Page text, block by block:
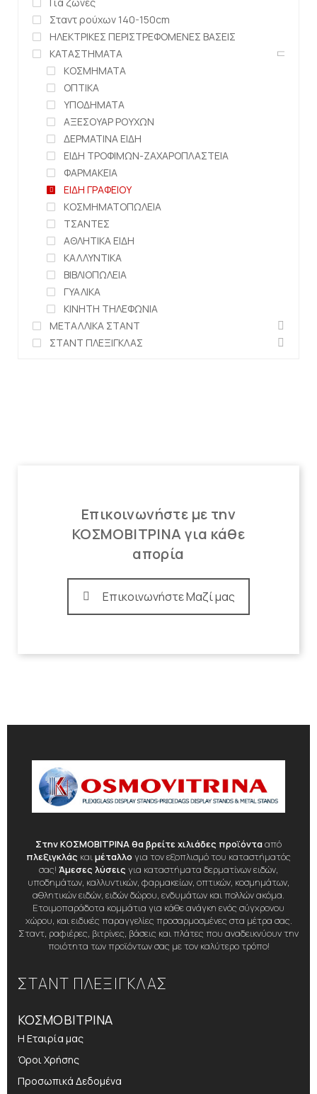
Σταντ ρούχων 140-150cm
ΗΛΕΚΤΡΙΚΕΣ ΠΕΡΙΣΤΡΕΦΟΜΕΝΕΣ ΒΑΣΕΙΣ
ΚΑΤΑΣΤΗΜΑΤΑ
ΚΟΣΜΗΜΑΤΑ
ΟΠΤΙΚΑ
ΥΠΟΔΗΜΑΤΑ
ΑΞΕΣΟΥΑΡ ΡΟΥΧΩΝ
ΔΕΡΜΑΤΙΝΑ ΕΙΔΗ
ΕΙΔΗ ΤΡΟΦΙΜΩΝ-ΖΑΧΑΡΟΠΛΑΣΤΕΙΑ
ΦΑΡΜΑΚΕΙΑ
ΕΙΔΗ ΓΡΑΦΕΙΟΥ
ΚΟΣΜΗΜΑΤΟΠΩΛΕΙΑ
ΤΣΑΝΤΕΣ
ΑΘΛΗΤΙΚΑ ΕΙΔΗ
ΚΑΛΛΥΝΤΙΚΑ
ΒΙΒΛΙΟΠΩΛΕΙΑ
ΓΥΑΛΙΚΑ
ΚΙΝΗΤΗ ΤΗΛΕΦΩΝΙΑ
ΜΕΤΑΛΛΙΚΑ ΣΤΑΝΤ
ΣΤΑΝΤ ΠΛΕΞΙΓΚΛΑΣ
Επικοινωνήστε με την
ΚΟΣΜΟΒΙΤΡΙΝΑ για κάθε
απορία
Επικοινωνήστε Μαζί μας
Στην ΚΟΣΜΟΒΙΤΡΙΝΑ θα βρείτε χιλιάδες προϊόντααπό
πλεξιγκλάς καιμέταλλο για τον εξοπλισμό του καταστήματός
σας! Άμεσες λύσεις για καταστήματα δερματίνων ειδών,
υποδημάτων, καλλυντικών, φαρμακείων, οπτικών, κοσμημάτων,
αθλητικών ειδών, ειδών δώρου, ενδυμάτων και πολλών ακόμα.
Ετοιμοπαράδοτα κομμάτια για κάθε ανάγκη ενός σύγχρονου
χώρου, και ειδικές παραγγελίες προσαρμοσμένες στα μέτρα σας.
Σταντ, ραφιέρες, βιτρίνες, βάσεις και πλάτες που αναδεικνύουν την
ποιότητα των προϊόντων σας με τον καλύτερο τρόπο!
ΣΤΑΝΤ ΠΛΕΞΙΓΚΛΑΣ
ΚΟΣΜΟΒΙΤΡΙΝΑ
Η Εταιρία μας
Όροι Χρήσης
Προσωπικά Δεδομένα